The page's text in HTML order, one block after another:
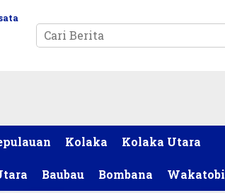
Kolaka Kolaka Utara
Baubau Bombana Wakatobi